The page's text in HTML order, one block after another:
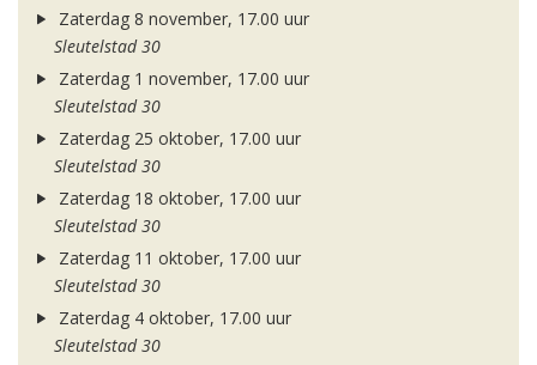
Zaterdag 8 november, 17.00 uur
Sleutelstad 30
Zaterdag 1 november, 17.00 uur
Sleutelstad 30
Zaterdag 25 oktober, 17.00 uur
Sleutelstad 30
Zaterdag 18 oktober, 17.00 uur
Sleutelstad 30
Zaterdag 11 oktober, 17.00 uur
Sleutelstad 30
Zaterdag 4 oktober, 17.00 uur
Sleutelstad 30